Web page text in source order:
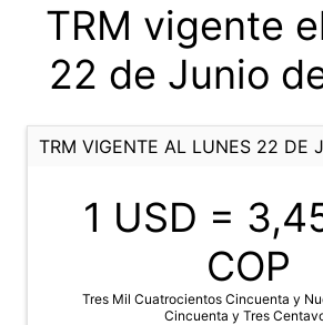
TRM vigente
22 de Junio
TRM VIGENTE AL LUNES 22 DE
1 USD =
COP
Tres Mil Cuatrocientos Cincuenta y
Cincuenta y Tres